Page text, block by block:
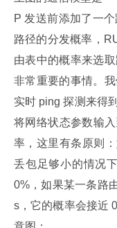
P 发送前添加了一
路径的分发概率，
由表中的概率来选
非常重要的事情。
实时 ping 探测来得
将网络状态参数输
率，这里有条原则
丢包足够小的情况
0%，如果某一条路
s，它的概率会接近